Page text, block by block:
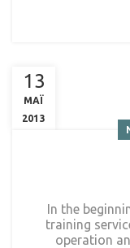
13
ΜΑΪ
2013
In the
training
operation